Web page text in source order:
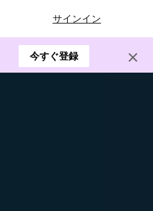
サインイン
今すぐ登録